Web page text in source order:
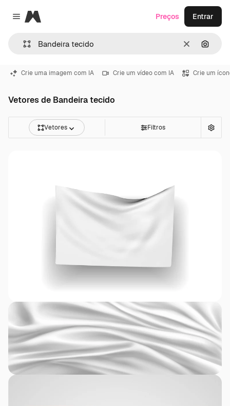
Close menu
Magnific
Limpar
Preços Entrar
Crie uma imagem com IA Crie um vídeo com IA Crie um
Vetores de Bandeira tecido
Vetores Filtros